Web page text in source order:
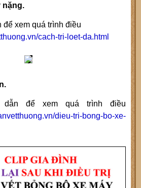
nặng.
xem quá trình điều
cach-tri-loet-da.html
dẫn để xem quá trình điều
dieu-tri-bong-bo-xe-